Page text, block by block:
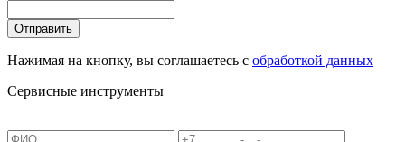
Отправить
Нажимая на кнопку, вы соглашаетесь с обработкой данных
Сервисные инструменты